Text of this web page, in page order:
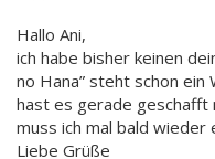
Hallo Ani,
ich habe bisher keinen
no Hana” steht schon ein
hast es gerade geschafft
muss ich mal bald wieder
Liebe Grüße